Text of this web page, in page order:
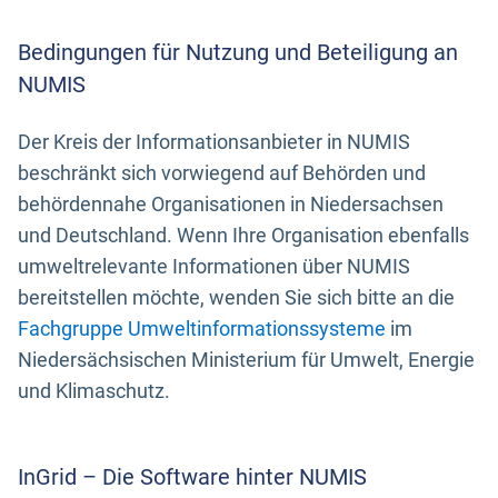
Bedingungen für Nutzung und Beteiligung an
NUMIS
Der Kreis der Informationsanbieter in NUMIS
beschränkt sich vorwiegend auf Behörden und
behördennahe Organisationen in Niedersachsen
und Deutschland. Wenn Ihre Organisation ebenfalls
umweltrelevante Informationen über NUMIS
bereitstellen möchte, wenden Sie sich bitte an die
Fachgruppe Umweltinformationssysteme im
Niedersächsischen Ministerium für Umwelt, Energie
und Klimaschutz.
InGrid – Die Software hinter NUMIS